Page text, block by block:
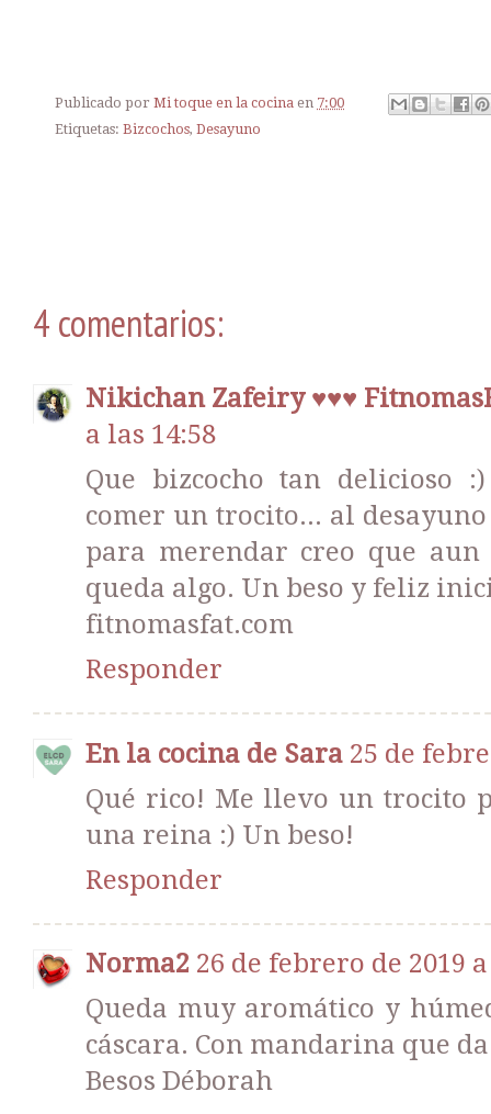
Publicado por Mi toque en la cocina en 7:00
Etiquetas: Bizcochos, Desayuno
4 comentarios:
Nikichan Zafeiry ♥♥♥
a las 14:58
Que bizcocho tan delicioso
comer un trocito... al
para merendar creo que
queda algo. Un beso y feliz
fitnomasfat.com
Responder
En la cocina de Sara 25 de
Qué rico! Me llevo un trocito
una reina :) Un beso!
Responder
Norma2 26 de febrero de 2019
Queda muy aromático y
cáscara. Con mandarina que
Besos Déborah